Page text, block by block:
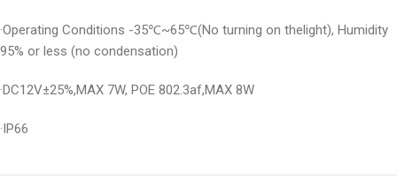
·Operating Conditions -35℃~65℃(No turning on thelight), Humidity
95% or less (no condensation)
·DC12V±25%,MAX 7W, POE 802.3af,MAX 8W
·IP66